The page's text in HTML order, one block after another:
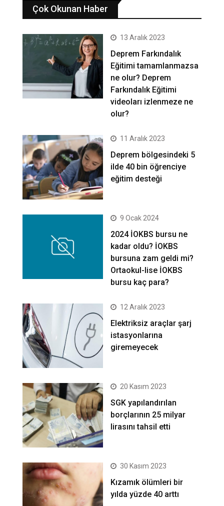
Çok Okunan Haber
13 Aralık 2023
Deprem Farkındalık
Eğitimi tamamlanmazsa
ne olur? Deprem
Farkındalık Eğitimi
videoları izlenmeze ne
olur?
11 Aralık 2023
Deprem bölgesindeki 5
ilde 40 bin öğrenciye
eğitim desteği
9 Ocak 2024
2024 İOKBS bursu ne
kadar oldu? İOKBS
bursuna zam geldi mi?
Ortaokul-lise İOKBS
bursu kaç para?
12 Aralık 2023
Elektriksiz araçlar şarj
istasyonlarına
giremeyecek
20 Kasım 2023
SGK yapılandırılan
borçlarının 25 milyar
lirasını tahsil etti
30 Kasım 2023
Kızamık ölümleri bir
yılda yüzde 40 arttı